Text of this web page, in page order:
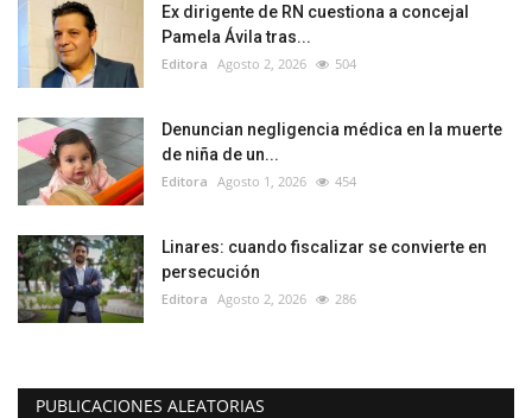
Ex dirigente de RN cuestiona a concejal
Pamela Ávila tras...
Editora Agosto 2, 2026 504
Denuncian negligencia médica en la muerte
de niña de un...
Editora Agosto 1, 2026 454
Linares: cuando fiscalizar se convierte en
persecución
Editora Agosto 2, 2026 286
PUBLICACIONES ALEATORIAS